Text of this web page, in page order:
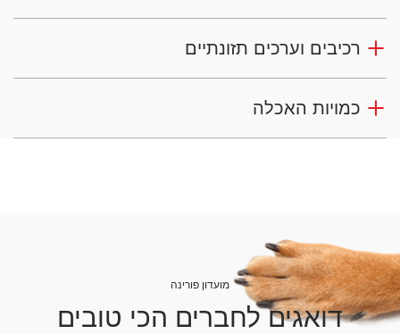
רכיבים וערכים תזונתיים
כמויות האכלה
מועדון פורינה
דואגים לחברים הכי טובים